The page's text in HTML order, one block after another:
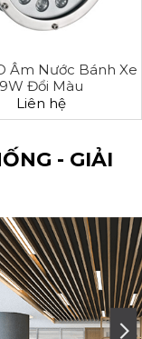
Âm Nước Bánh Xe
9W Đổi Màu
Liên hệ
- GIẢI